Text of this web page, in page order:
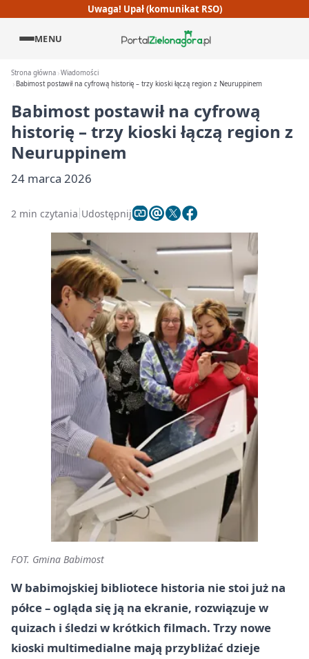
Uwaga! Upał (komunikat RSO)
MENU
Strona główna Wiadomości
Babimost postawił na cyfrową historię – trzy kioski łączą region z Neuruppinem
Babimost postawił na cyfrową
historię – trzy kioski łączą region z
Neuruppinem
24 marca 2026
2 min czytania Udostępnij
FOT. Gmina Babimost
W babimojskiej bibliotece historia nie stoi już na
półce – ogląda się ją na ekranie, rozwiązuje w
quizach i śledzi w krótkich filmach. Trzy nowe
kioski multimedialne mają przybliżać dzieje